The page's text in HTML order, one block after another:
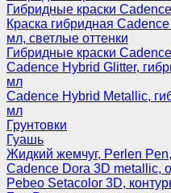
Гибридные краски
Краска гибридная
мл, светлые оттенки
Гибридные краски
Cadence Hybrid Glitter,
мл
Cadence Hybrid Metallic,
мл
Грунтовки
Гуашь
Жидкий жемчуг, Perlen
Cadence Dora 3D metallic,
Pebeo Setacolor 3D,